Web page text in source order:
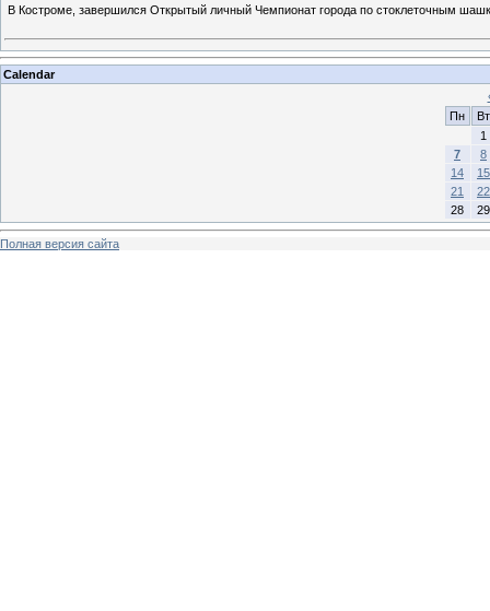
В Костроме, завершился Открытый личный Чемпионат города по стоклеточным
Calendar
Пн
Вт
1
7
8
14
15
21
22
28
29
Полная версия сайта